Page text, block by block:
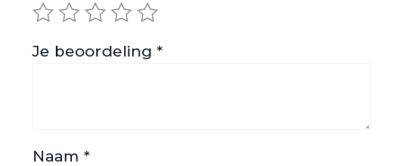
Je beoordeling *
Naam *